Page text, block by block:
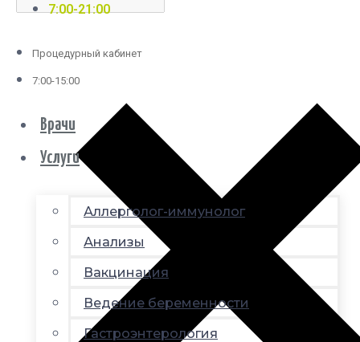
7:00-21:00
Процедурный кабинет
7:00-15:00
Врачи
Услуги
Аллерголог-иммунолог
Анализы
Вакцинация
Ведение беременности
Гастроэнтерология